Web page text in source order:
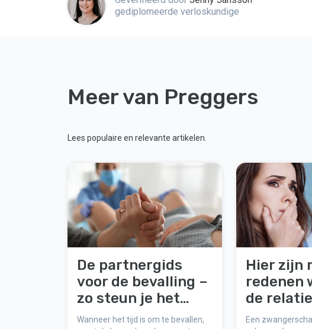
gediplomeerde verloskundige
Meer van Preggers
Lees populaire en relevante artikelen.
De partnergids
voor de bevalling –
zo steun je het
beste
Wanneer het tijd is om te bevallen,
Hier zijn
redenen
de
de
Een